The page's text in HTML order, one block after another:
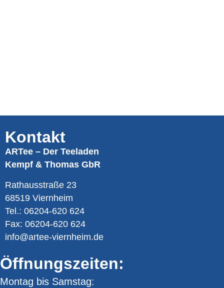
Kontakt
ARTee – Der Teeladen
Kempf & Thomas GbR
Rathausstraße 23
68519 Viernheim
Tel.: 06204-620 624
Fax: 06204-620 624
info@artee-viernheim.de
Öffnungszeiten:
Montag bis Samstag: